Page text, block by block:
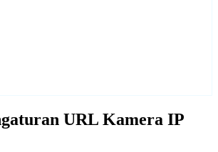
URL Kamera IP